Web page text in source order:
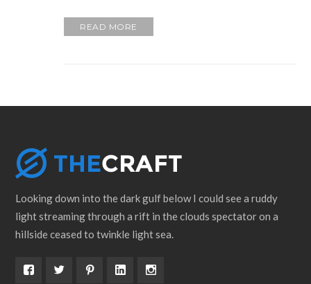
READ MORE
Looking down into the dark gulf below I could see a ruddy
light streaming through a rift in the clouds spectator on a
hillside ceased to twinkle light sea.